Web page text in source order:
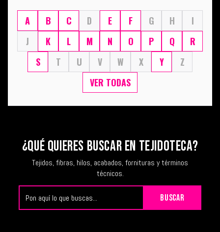
A B C D E F G H
I
J
K L M N O P Q
R
S
T U V W X Y
Z
VER TODAS
¿QUÉ QUIERES BUSCAR EN TEJIDOTECA?
Tejidos, fibras, hilos, acabados, fornituras y términos
técnicos.
TEJIDOTECA
BUSCAR